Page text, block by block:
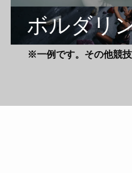
ボルダリ
※一例です。その他競技